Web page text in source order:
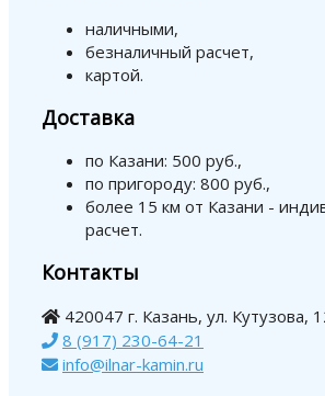
наличными,
безналичный расчет,
картой.
Доставка
по Казани: 500 руб.,
по пригороду: 800 руб.,
более 15 км от Казани -
расчет.
Контакты
420047 г. Казань, ул. Кутузова,
8 (917) 230-64-21
info@ilnar-kamin.ru